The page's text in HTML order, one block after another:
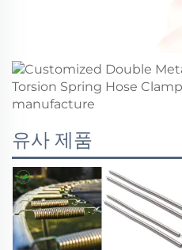
유사 제품